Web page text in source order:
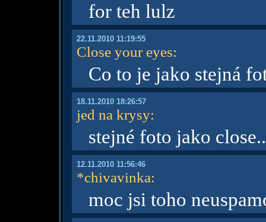
for teh lulz
22.11.2010 11:19:55
Close your eyes:
Co to je jako stejná
18.11.2010 18:26:57
jed na krysy:
stejné foto jako
12.11.2010 11:56:46
*chivavinka:
moc jsi toho